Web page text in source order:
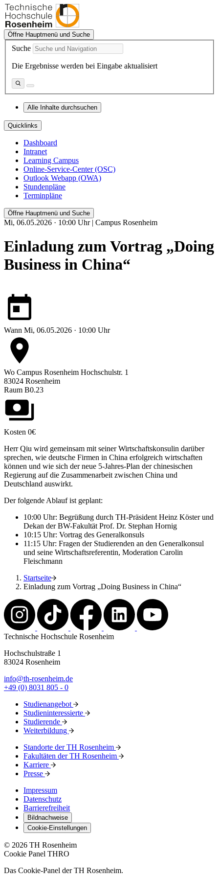
Öffne Hauptmenü und Suche
Suche
Die Ergebnisse werden bei Eingabe aktualisiert
Alle Inhalte durchsuchen
Quicklinks
Dashboard
Intranet
Learning Campus
Online-Service-Center (OSC)
Outlook Webapp (OWA)
Stundenpläne
Terminpläne
Öffne Hauptmenü und Suche
Mi, 06.05.2026 · 10:00 Uhr | Campus Rosenheim
Einladung zum Vortrag „Doing
Business in China“
Wann Mi, 06.05.2026 · 10:00 Uhr
Wo Campus Rosenheim Hochschulstr. 1
83024 Rosenheim
Raum B0.23
Kosten 0€
Herr Qiu wird gemeinsam mit seiner Wirtschaftskonsulin darüber
sprechen, wie deutsche Firmen in China erfolgreich wirtschaften
können und wie sich der neue 5-Jahres-Plan der chinesischen
Regierung auf die Zusammenarbeit zwischen China und
Deutschland auswirkt.
Der folgende Ablauf ist geplant:
10:00 Uhr: Begrüßung durch TH-Präsident Heinz Köster und
Dekan der BW-Fakultät Prof. Dr. Stephan Hornig
10:15 Uhr: Vortrag des Generalkonsuls
11:15 Uhr: Fragen der Studierenden an den Generalkonsul
und seine Wirtschaftsreferentin, Moderation Carolin
Fleischmann
Startseite
Einladung zum Vortrag „Doing Business in China“
Technische Hochschule Rosenheim
Hochschulstraße 1
83024 Rosenheim
info@th-rosenheim.de
+49 (0) 8031 805 - 0
Studienangebot
Studieninteressierte
Studierende
Weiterbildung
Standorte der TH Rosenheim
Fakultäten der TH Rosenheim
Karriere
Presse
Impressum
Datenschutz
Barrierefreiheit
Bildnachweise
Cookie-Einstellungen
© 2026 TH Rosenheim
Cookie Panel THRO
Das Cookie-Panel der TH Rosenheim.